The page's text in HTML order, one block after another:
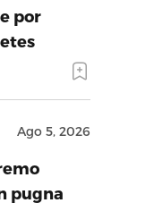
por
Ago 5, 2026
pugna